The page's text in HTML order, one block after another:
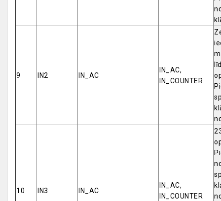
9 IN2 IN_AC
IN_AC,
IN_COUNTER
10 IN3 IN_AC
IN_AC,
IN_COUNTER